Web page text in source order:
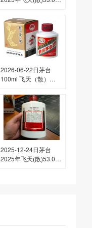
瓶，上涨 25元
2026-06-22日茅台
100ml 飞天（散）
一瓶，下跌 5元
2025-12-24日茅台
2025年飞天(散)53.00